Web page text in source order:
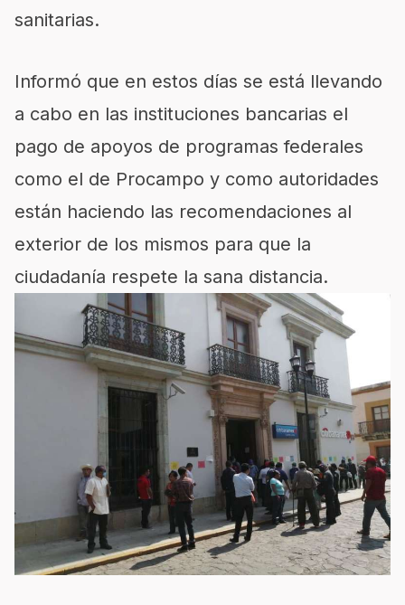
sanitarias.
Informó que en estos días se está llevando
a cabo en las instituciones bancarias el
pago de apoyos de programas federales
como el de Procampo y como autoridades
están haciendo las recomendaciones al
exterior de los mismos para que la
ciudadanía respete la sana distancia.